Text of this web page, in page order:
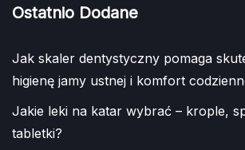
Ostatnio Dodane
Jak skaler dentystyczny pomaga
higienę jamy ustnej i komfort
Jakie leki na katar wybrać – krople,
tabletki?